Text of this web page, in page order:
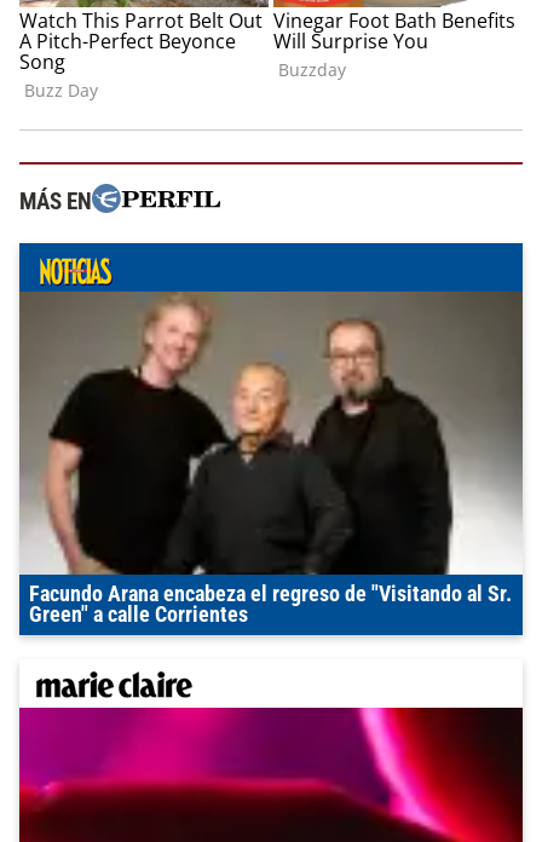
MÁS EN
Facundo Arana encabeza el regreso de "Visitando al Sr.
Green" a calle Corrientes